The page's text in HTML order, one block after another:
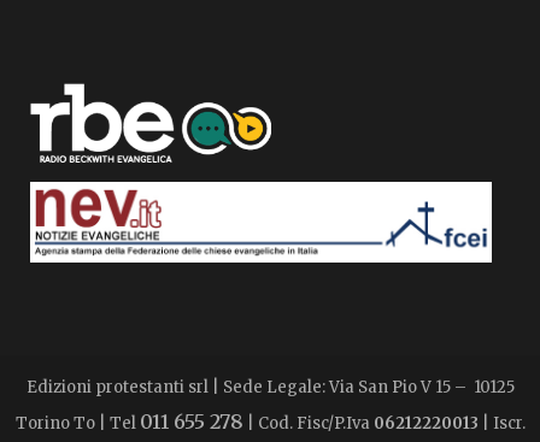
Edizioni protestanti srl | Sede Legale: Via San Pio V 15 – 10125
Torino To | Tel 011 655 278 | Cod. Fisc/P.Iva 06212220013 | Iscr.